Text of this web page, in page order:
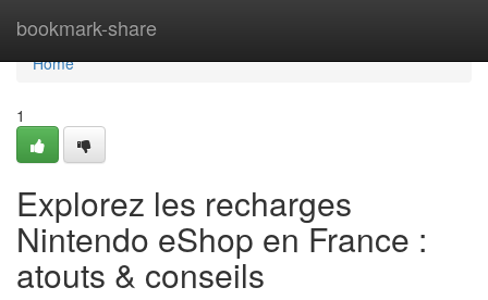
bookmark-share
Home
Home
1
Explorez les recharges
Nintendo eShop en France :
atouts & conseils